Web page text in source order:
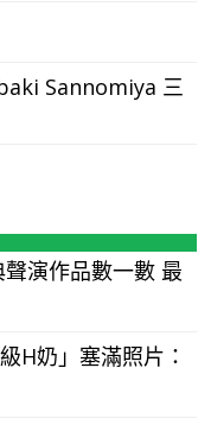
Sannomiya 三
聲演作品數一數 最
H奶」塞滿照片：